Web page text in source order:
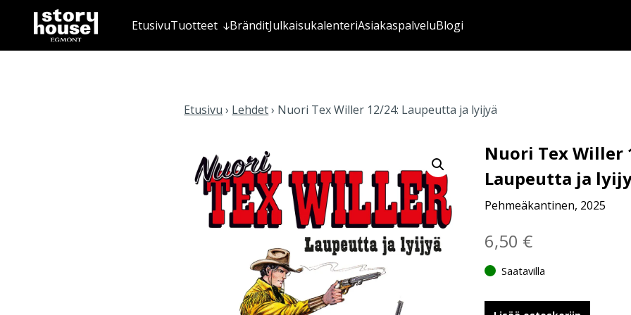
EtusivuTuotteet BränditJulkaisukalenteriAsiakaspalveluBlogi
Etusivu › Lehdet› Nuori Tex Willer 12/24: Laupeutta ja lyijyä
Nuori Tex Willer
Laupeutta ja
Pehmeäkantinen, 2025
6,50 €
Saatavilla